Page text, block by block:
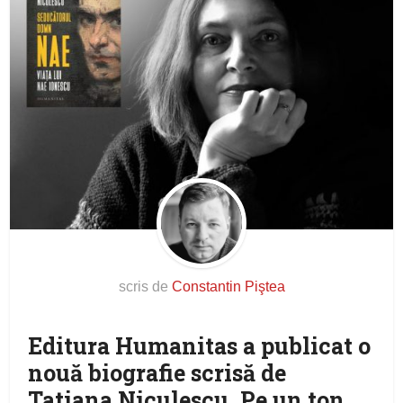
scris de Constantin Piştea
Editura Humanitas a publicat o
nouă biografie scrisă de